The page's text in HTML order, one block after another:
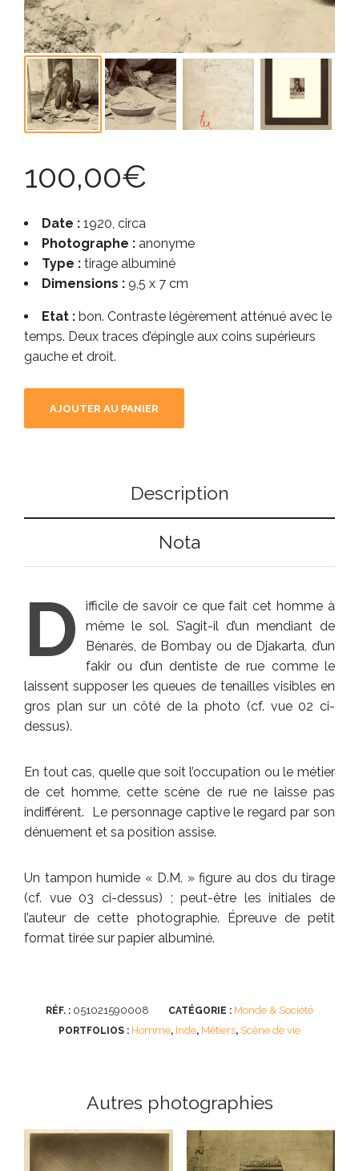
100,00€
Date : 1920, circa
Photographe : anonyme
Type : tirage albuminé
Dimensions : 9,5 x 7 cm
Etat : bon. Contraste légèrement atténué avec le
temps. Deux traces d’épingle aux coins supérieurs
gauche et droit.
AJOUTER AU PANIER
Description
Nota
D
ifficile de savoir ce que fait cet homme à
même le sol. S’agit-il d’un mendiant de
Bénarès, de Bombay ou de Djakarta, d’un
fakir ou d’un dentiste de rue comme le
laissent supposer les queues de tenailles visibles en
gros plan sur un côté de la photo (cf. vue 02 ci-
dessus).
En tout cas, quelle que soit l’occupation ou le métier
de cet homme, cette scène de rue ne laisse pas
indifférent. Le personnage captive le regard par son
dénuement et sa position assise.
Un tampon humide « D.M. » figure au dos du tirage
(cf. vue 03 ci-dessus) ; peut-être les initiales de
l’auteur de cette photographie. Épreuve de petit
format tirée sur papier albuminé.
RÉF. : 051021590008 CATÉGORIE : Monde & Société
PORTFOLIOS : Homme, Inde, Métiers, Scène de vie
Autres photographies